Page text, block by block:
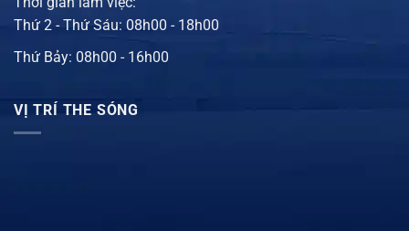
Thứ 2 - Thứ Sáu: 08h00 - 18h00
Thứ Bảy: 08h00 - 16h00
VỊ TRÍ THE SÓNG